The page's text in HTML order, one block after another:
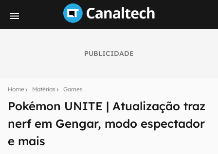
PUBLICIDADE
Home Matérias Games
Pokémon UNITE | Atualização traz
nerf em Gengar, modo espectador
e mais
notícias e reviews sobre tecnologia em primeira
mão.
E-mail